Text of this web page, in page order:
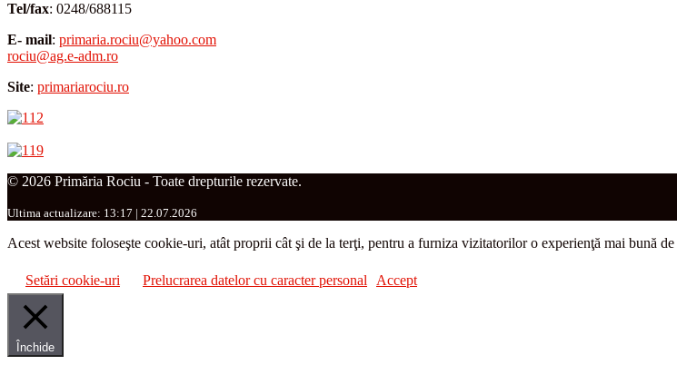
Tel/fax: 0248/688115
E- mail: primaria.rociu@yahoo.com
rociu@ag.e-adm.ro
Site: primariarociu.ro
© 2026 Primăria Rociu - Toate drepturile rezervate.
Ultima actualizare: 13:17 | 22.07.2026
Acest website foloseşte cookie-uri, atât proprii cât şi de la terţi, pentru a furniza vizitatorilor o experienţă mai bună
Setări cookie-uri Prelucrarea datelor cu caracter personal Accept
Închide